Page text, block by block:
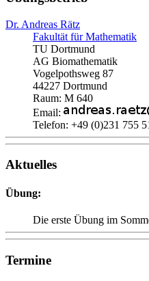
Dr. Andreas Rätz
Fakultät für Mathematik
TU Dortmund
AG Biomathematik
Vogelpothsweg 87
44227 Dortmund
Raum: M 640
Email:
Telefon: +49 (0)231 755
Aktuelles
Übung:
Die erste Übung im
Termine